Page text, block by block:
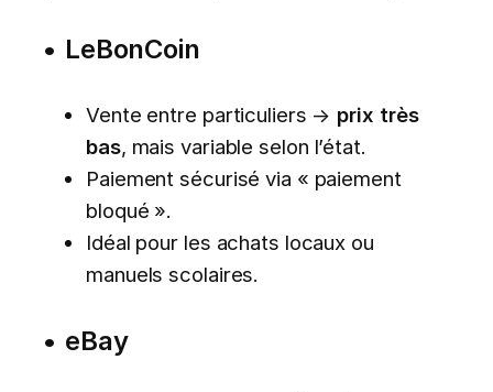
• LeBonCoin
Vente entre particuliers → prix très
bas, mais variable selon l’état.
Paiement sécurisé via « paiement
bloqué ».
Idéal pour les achats locaux ou
manuels scolaires.
• eBay